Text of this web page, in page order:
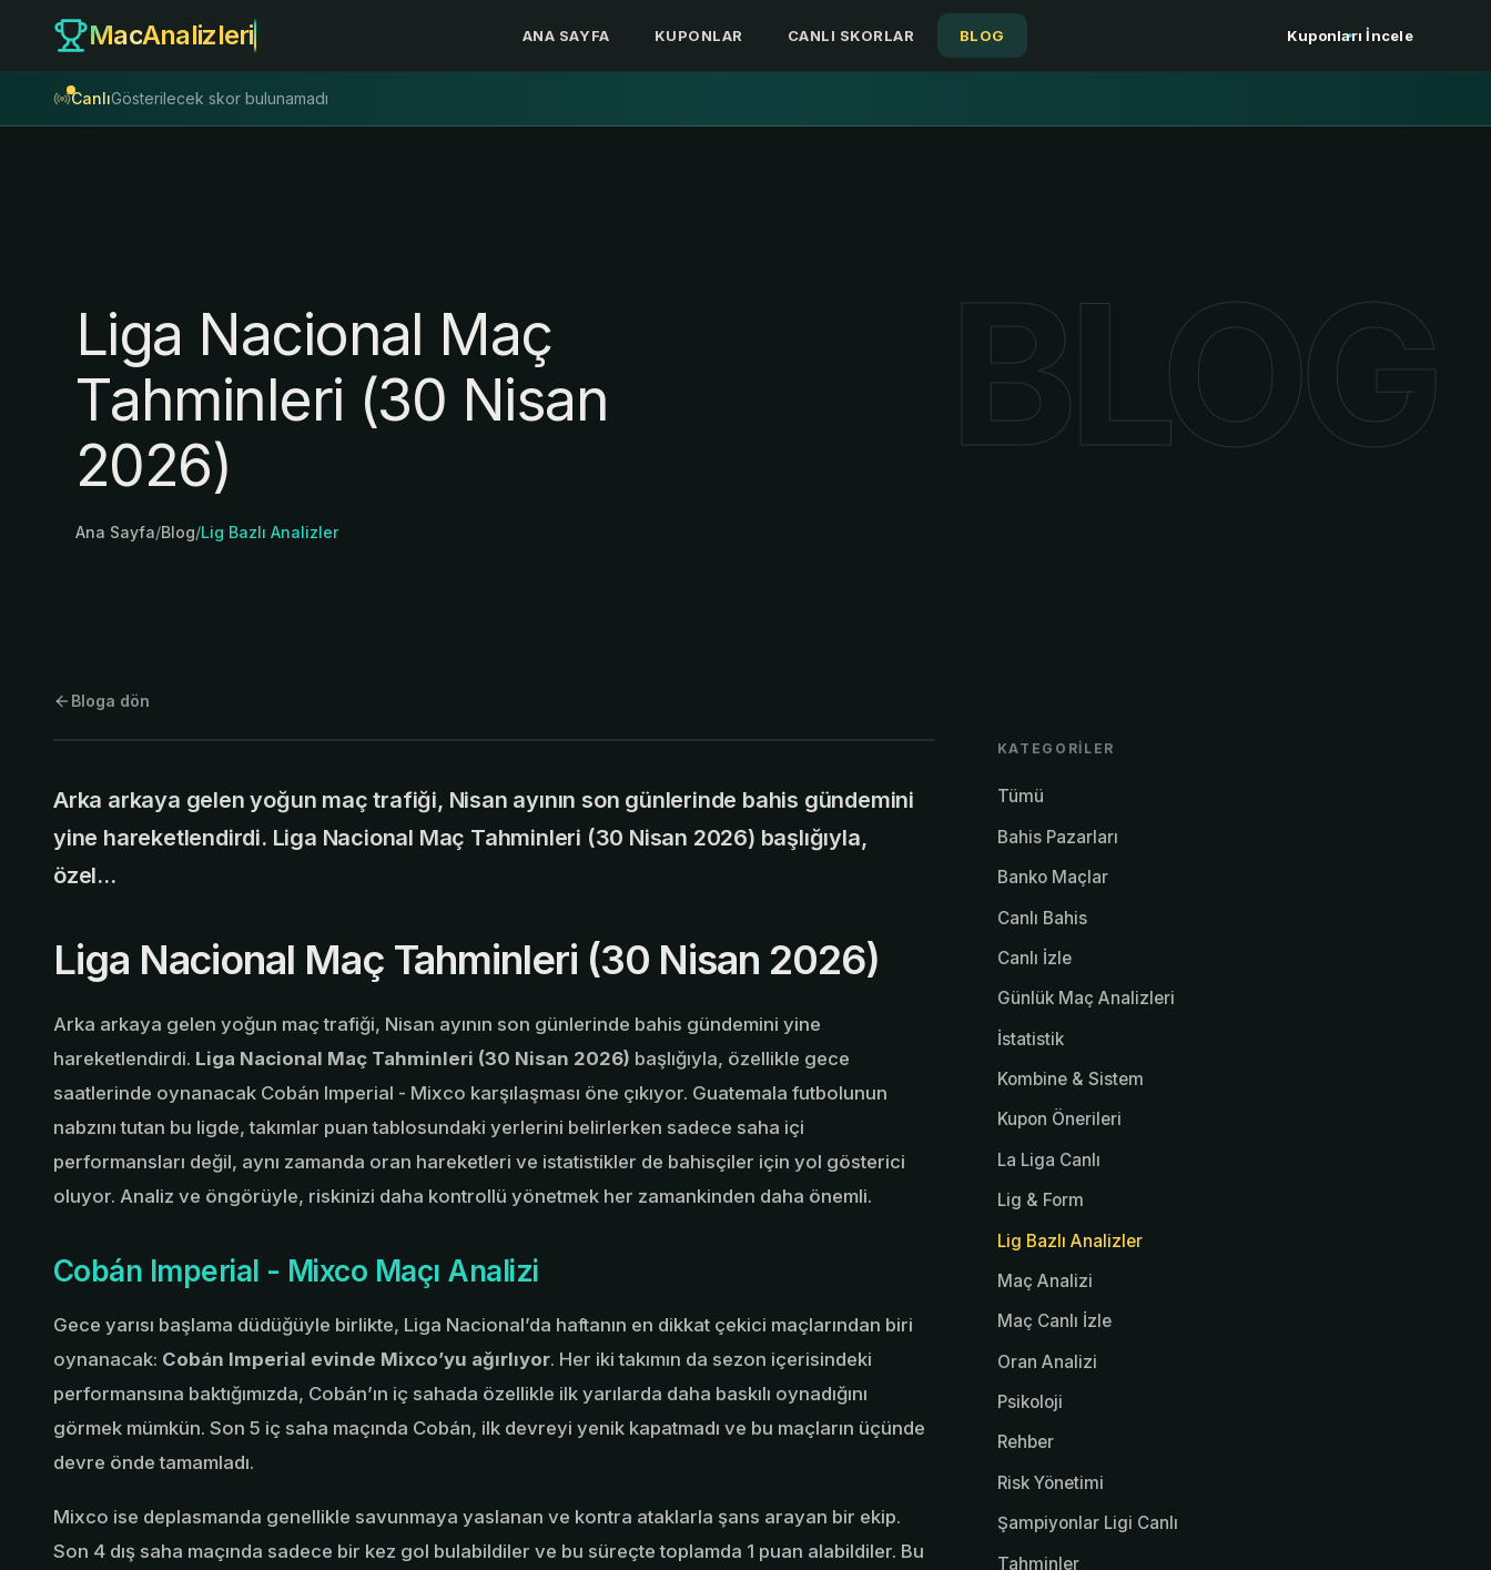
MacAnalizleri ANA SAYFA KUPONLAR CANLI SKORLAR BLOG Kuponları İncele
CanlıGösterilecek skor bulunamadı
BLOG
Liga Nacional Maç
Tahminleri (30 Nisan
2026)
Ana Sayfa/Blog/Lig Bazlı Analizler
Bloga dön
30 Nisan 2026
Arka arkaya gelen yoğun maç trafiği, Nisan ayının son günlerinde bahis gündemini
yine hareketlendirdi. Liga Nacional Maç Tahminleri (30 Nisan 2026) başlığıyla,
özel…
Liga Nacional Maç Tahminleri (30 Nisan 2026)
Arka arkaya gelen yoğun maç trafiği, Nisan ayının son günlerinde bahis gündemini yine
hareketlendirdi. Liga Nacional Maç Tahminleri (30 Nisan 2026) başlığıyla, özellikle gece
saatlerinde oynanacak Cobán Imperial - Mixco karşılaşması öne çıkıyor. Guatemala futbolunun
nabzını tutan bu ligde, takımlar puan tablosundaki yerlerini belirlerken sadece saha içi
performansları değil, aynı zamanda oran hareketleri ve istatistikler de bahisçiler için yol gösterici
oluyor. Analiz ve öngörüyle, riskinizi daha kontrollü yönetmek her zamankinden daha önemli.
Cobán Imperial - Mixco Maçı Analizi
Gece yarısı başlama düdüğüyle birlikte, Liga Nacional’da haftanın en dikkat çekici maçlarından biri
oynanacak: Cobán Imperial evinde Mixco’yu ağırlıyor. Her iki takımın da sezon içerisindeki
performansına baktığımızda, Cobán’ın iç sahada özellikle ilk yarılarda daha baskılı oynadığını
görmek mümkün. Son 5 iç saha maçında Cobán, ilk devreyi yenik kapatmadı ve bu maçların üçünde
devre önde tamamladı.
Mixco ise deplasmanda genellikle savunmaya yaslanan ve kontra ataklarla şans arayan bir ekip.
Son 4 dış saha maçında sadece bir kez gol bulabildiler ve bu süreçte toplamda 1 puan alabildiler. Bu
KATEGORILER
Tümü
Bahis Pazarları
Banko Maçlar
Canlı Bahis
Canlı İzle
Günlük Maç Analizleri
İstatistik
Kombine & Sistem
Kupon Önerileri
La Liga Canlı
Lig & Form
Lig Bazlı Analizler
Maç Analizi
Maç Canlı İzle
Oran Analizi
Psikoloji
Rehber
Risk Yönetimi
Şampiyonlar Ligi Canlı
Tahminler